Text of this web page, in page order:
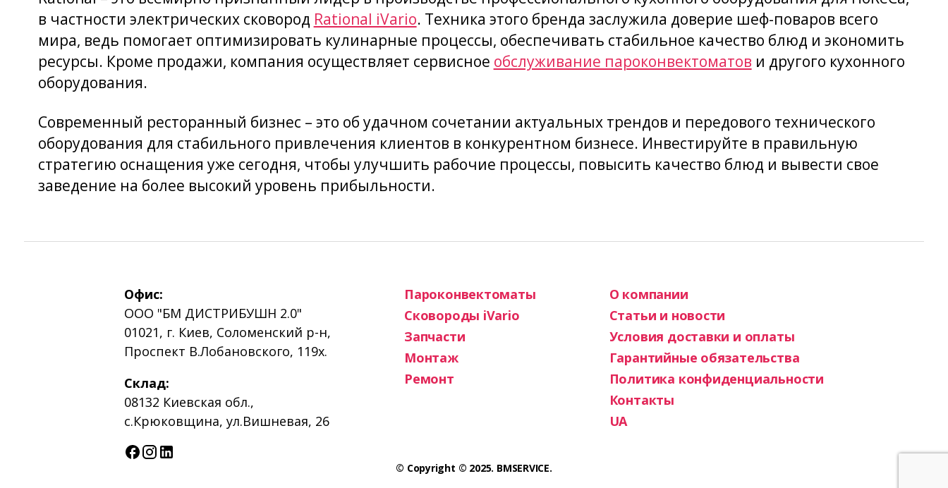
в частности электрических сковород Rational iVario. Техника этого бренда заслужила доверие шеф-поваров всего
мира, ведь помогает оптимизировать кулинарные процессы, обеспечивать стабильное качество блюд и экономить
ресурсы. Кроме продажи, компания осуществляет сервисное обслуживание пароконвектоматов и другого кухонного
оборудования.
Современный ресторанный бизнес – это об удачном сочетании актуальных трендов и передового технического
оборудования для стабильного привлечения клиентов в конкурентном бизнесе. Инвестируйте в правильную
стратегию оснащения уже сегодня, чтобы улучшить рабочие процессы, повысить качество блюд и вывести свое
заведение на более высокий уровень прибыльности.
Офис:
ООО "БМ ДИСТРИБУШН 2.0"
01021, г. Киев, Соломенский р-н,
Проспект В.Лобановского, 119х.
Склад:
08132 Киевская обл.,
с.Крюковщина, ул.Вишневая, 26
Пароконвектоматы
Сковороды iVario
Запчасти
Монтаж
Ремонт
О компании
Статьи и новости
Условия доставки и оплаты
Гарантийные обязательства
Политика конфиденциальности
Контакты
UA
© Copyright © 2025. BMSERVICE.